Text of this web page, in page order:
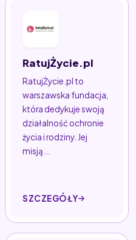
RatujŻycie.pl
RatujŻycie.pl to
warszawska fundacja,
która dedykuje swoją
działalność ochronie
życia i rodziny. Jej
misją...
SZCZEGÓŁY